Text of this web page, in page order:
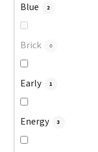
Blue 2
Brick 0
Early 1
Energy 3